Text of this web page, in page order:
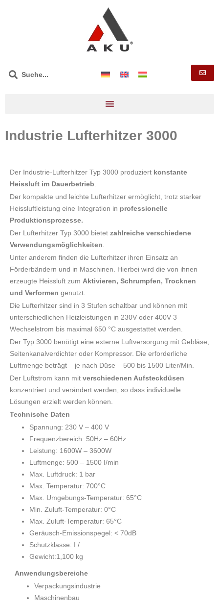
Industrie Lufterhitzer 3000
Der Industrie-Lufterhitzer Typ 3000 produziert konstante
Heissluft im Dauerbetrieb.
Der kompakte und leichte Lufterhitzer ermöglicht, trotz starker
Heissluftleistung eine Integration in professionelle
Produktionsprozesse.
Der Lufterhitzer Typ 3000 bietet zahlreiche verschiedene
Verwendungsmöglichkeiten.
Unter anderem finden die Lufterhitzer ihren Einsatz an
Förderbändern und in Maschinen. Hierbei wird die von ihnen
erzeugte Heissluft zum Aktivieren, Schrumpfen, Trocknen
und Verformen genutzt.
Die Lufterhitzer sind in 3 Stufen schaltbar und können mit
unterschiedlichen Heizleistungen in 230V oder 400V 3
Wechselstrom bis maximal 650 °C ausgestattet werden.
Der Typ 3000 benötigt eine externe Luftversorgung mit Gebläse,
Seitenkanalverdichter oder Kompressor. Die erforderliche
Luftmenge beträgt – je nach Düse – 500 bis 1500 Liter/Min.
Der Luftstrom kann mit verschiedenen Aufsteckdüsen
konzentriert und verändert werden, so dass individuelle
Lösungen erzielt werden können.
Technische Daten
Spannung: 230 V – 400 V
Frequenzbereich: 50Hz – 60Hz
Leistung: 1600W – 3600W
Luftmenge: 500 – 1500 I/min
Max. Luftdruck: 1 bar
Max. Temperatur: 700°C
Max. Umgebungs-Temperatur: 65°C
Min. Zuluft-Temperatur: 0°C
Max. Zuluft-Temperatur: 65°C
Geräusch-Emissionspegel: < 70dB
Schutzklasse: I /
Gewicht:1,100 kg
Anwendungsbereiche
Verpackungsindustrie
Maschinenbau